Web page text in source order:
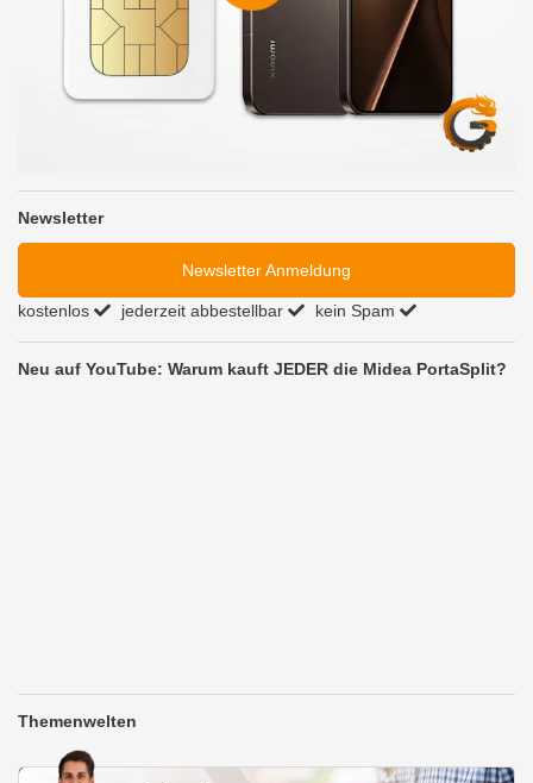
Newsletter
Newsletter Anmeldung
kostenlos jederzeit abbestellbar kein Spam
Neu auf YouTube: Warum kauft JEDER die Midea PortaSplit?
Themenwelten